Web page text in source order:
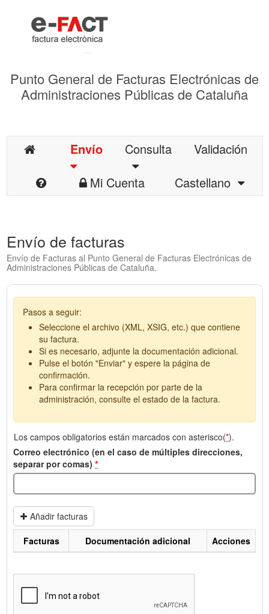
Punto General de Facturas Electrónicas de
Administraciones Públicas de Cataluña
Envío Consulta
Validación
Mi Cuenta
Castellano
Envío de facturas
Envío de Facturas al Punto General de Facturas Electrónicas de
Administraciones Públicas de Cataluña.
Pasos a seguir:
Seleccione el archivo (XML, XSIG, etc.) que contiene
su factura.
Si es necesario, adjunte la documentación adicional.
Pulse el botón "Enviar" y espere la página de
confirmación.
Para confirmar la recepción por parte de la
administración, consulte el estado de la factura.
Los campos obligatorios están marcados con asterisco(*).
Correo electrónico (en el caso de múltiples direcciones,
separar por comas) *
Añadir facturas
enviar.
Facturas Documentación adicional Acciones